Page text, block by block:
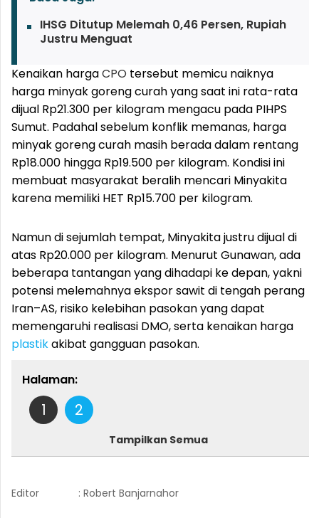
IHSG Ditutup Melemah 0,46 Persen, Rupiah
Justru Menguat
Kenaikan hargaCPO tersebut memicu naiknya
harga minyak goreng curah yang saat ini rata-rata
dijual Rp21.300 per kilogram mengacu pada PIHPS
Sumut. Padahal sebelum konflik memanas, harga
minyak goreng curah masih berada dalam rentang
Rp18.000 hingga Rp19.500 per kilogram. Kondisi ini
membuat masyarakat beralih mencari Minyakita
karena memiliki HET Rp15.700 per kilogram.
Namun di sejumlah tempat, Minyakita justru dijual di
atas Rp20.000 per kilogram. Menurut Gunawan, ada
beberapa tantangan yang dihadapi ke depan, yakni
potensi melemahnya ekspor sawit di tengah perang
Iran–AS, risiko kelebihan pasokan yang dapat
memengaruhi realisasi DMO, serta kenaikan harga
plastikakibat gangguan pasokan.
Halaman:
1 2
Tampilkan Semua
Editor : Robert Banjarnahor